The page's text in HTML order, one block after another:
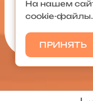
Политика
Карта сайта
На нашем
cookie-файлы.
ПРИНЯТЬ